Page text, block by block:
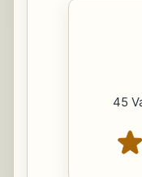
45